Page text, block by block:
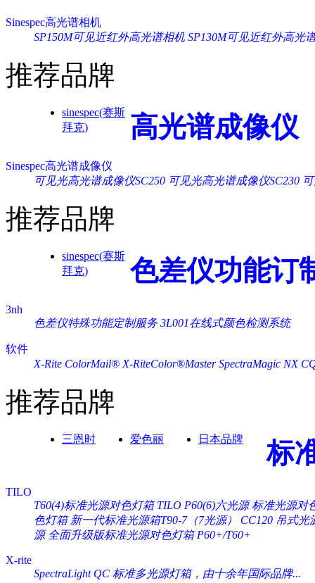
Sinespec高光谱相机
SP150M可见近红外高光谱相机 SP130M可见近红外高光
推荐品牌
sinespec(赛斯
拜克)
高光谱成像仪
Sinespec高光谱成像仪
可见光高光谱成像仪SC250 可见光高光谱成像仪SC230
推荐品牌
sinespec(赛斯
拜克)
色差仪功能订
3nh
色差仪特殊功能定制服务 3L001在线式颜色检测系统
软件
X-Rite ColorMail® X-RiteColor®Master SpectraMagic NX
推荐品牌
三恩时 爱色丽 日本品牌 标
TILO
T60(4)标准光源对色灯箱 TILO P60(6)六光源 标准光源对
色灯箱 新一代标准光源箱T90-7（7光源）
CC120 吊式
源 全面升级版标准光源对色灯箱 P60+/T60+
X-rite
SpectraLight QC 标准多光源灯箱，由十余年国际品牌...